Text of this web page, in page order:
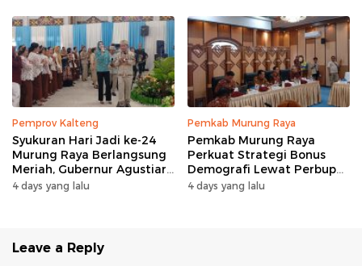
Pemprov Kalteng
Syukuran Hari Jadi ke-24
Murung Raya Berlangsung
Meriah, Gubernur Agustiar
Sabran Hibur Masyarakat
4 days yang lalu
Pemkab Murung Raya
Pemkab Murung Raya
Perkuat Strategi Bonus
Demografi Lewat Perbup
Nomor 14 Tahun 2026
4 days yang lalu
Leave a Reply